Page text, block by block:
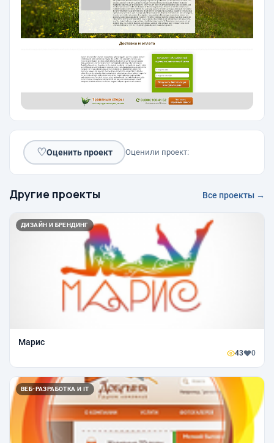
♡Оценить проект Оценили проект:
Другие проекты Все проекты →
ДИЗАЙН И БРЕНДИНГ
Марис
43 0
ВЕБ-РАЗРАБОТКА И IT